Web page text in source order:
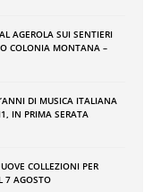
AGEROLA SUI SENTIERI
COLONIA MONTANA –
DI MUSICA ITALIANA
IN PRIMA SERATA
COLLEZIONI PER
7 AGOSTO